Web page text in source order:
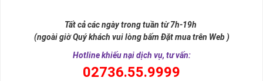
tài lộc, may mắn cho chủ sở hữu. Thật vậy, số 5 đứng giữa dãy số
tự nhiên, nó tượng trưng cho ngũ hành (Kim – Mộc – Thủy – Hỏa –
), đạo quân tử có (Nhân - Nghĩa - Lễ - Trí – Tín), trong cuộc sống
Phúc, Lộc, Thọ, Khang, Ninh). Đó là 5 yếu tố cho cuộc
sống sự hòa hợp, yên ổn, an lành. Cũng bởi vậy, các chuyên gia
Tất cả các ngày trong tuần từ 7h-19h
(ngoài giờ Quý khách vui lòng bấm Đặt mua trên Web )
Hotline khiếu nại dịch vụ, tư vấn:
02736.55.9999